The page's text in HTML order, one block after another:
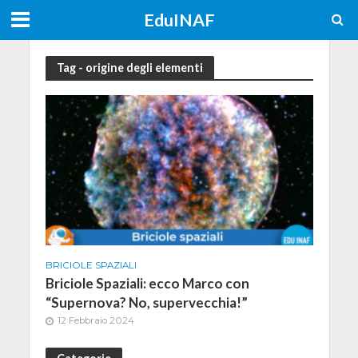
EduINAF
Tag - origine degli elementi
BRICIOLE SPAZIALI
Briciole Spaziali: ecco Marco con
“Supernova? No, supervecchia!”
12 Febbraio 2024